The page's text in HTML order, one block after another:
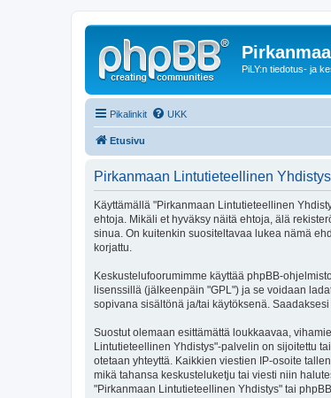
PiLY:n tiedotus- ja
Pikalinkit UKK
Etusivu
Pirkanmaan Lintutieteellinen
Käyttämällä "Pirkanmaan Lintutieteellinen
ehtoja. Mikäli et hyväksy näitä ehtoja, älä
sinua. On kuitenkin suositeltavaa lukea nämä
korjattu.
Keskustelufoorumimme käyttää phpBB-
lisenssillä (jälkeenpäin "GPL") ja se voidaan
sopivana sisältönä ja/tai käytöksenä.
Suostut olemaan esittämättä loukkaavaa,
Lintutieteellinen Yhdistys"-palvelin on sijoitettu
otetaan yhteyttä. Kaikkien viestien IP-osoite
mikä tahansa keskusteluketju tai viesti niin
"Pirkanmaan Lintutieteellinen Yhdistys" tai